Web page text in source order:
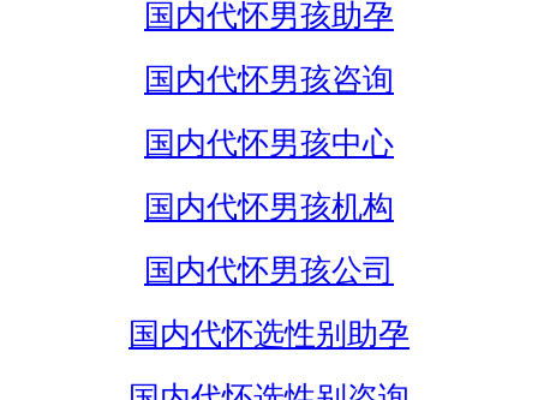
国内代怀男孩助孕
国内代怀男孩咨询
国内代怀男孩中心
国内代怀男孩机构
国内代怀男孩公司
国内代怀选性别助孕